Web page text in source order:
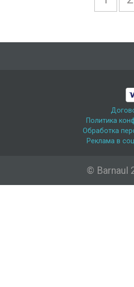
Политика
Обработка
Реклама в
© Barnaul